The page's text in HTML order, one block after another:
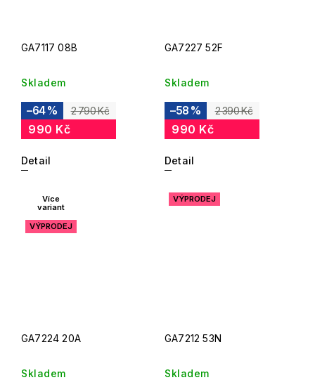
GA7117 08B
Skladem
2 790 Kč
–64 %
990 Kč
Detail
GA7227 52F
Skladem
2 390 Kč
–58 %
990 Kč
Detail
Více
variant
VÝPRODEJ
GA7224 20A
Skladem
VÝPRODEJ
GA7212 53N
Skladem